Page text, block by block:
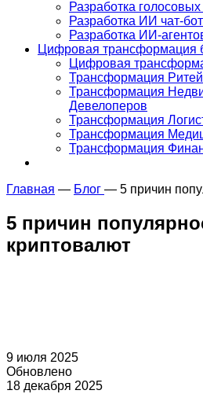
Разработка
Разработка ИИ чат-
Разработка ИИ-
Цифровая трансформация
Цифровая
Трансформация
Трансформация
Девелоперов
Трансформация
Трансформация
Трансформация
Главная — Блог — 5 причин
5 причин
криптовалют
9 июля 2025
Обновлено
18 декабря 2025